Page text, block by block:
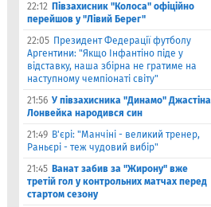
22:12 Півзахисник "Колоса" офіційно
перейшов у "Лівий Берег"
22:05 Президент Федерації футболу
Аргентини: "Якщо Інфантіно піде у
відставку, наша збірна не гратиме на
наступному чемпіонаті світу"
21:56 У півзахисника "Динамо" Джастіна
Лонвейка народився син
21:49 В'єрі: "Манчіні - великий тренер,
Раньєрі - теж чудовий вибір"
21:45 Ванат забив за "Жирону" вже
третій гол у контрольних матчах перед
стартом сезону